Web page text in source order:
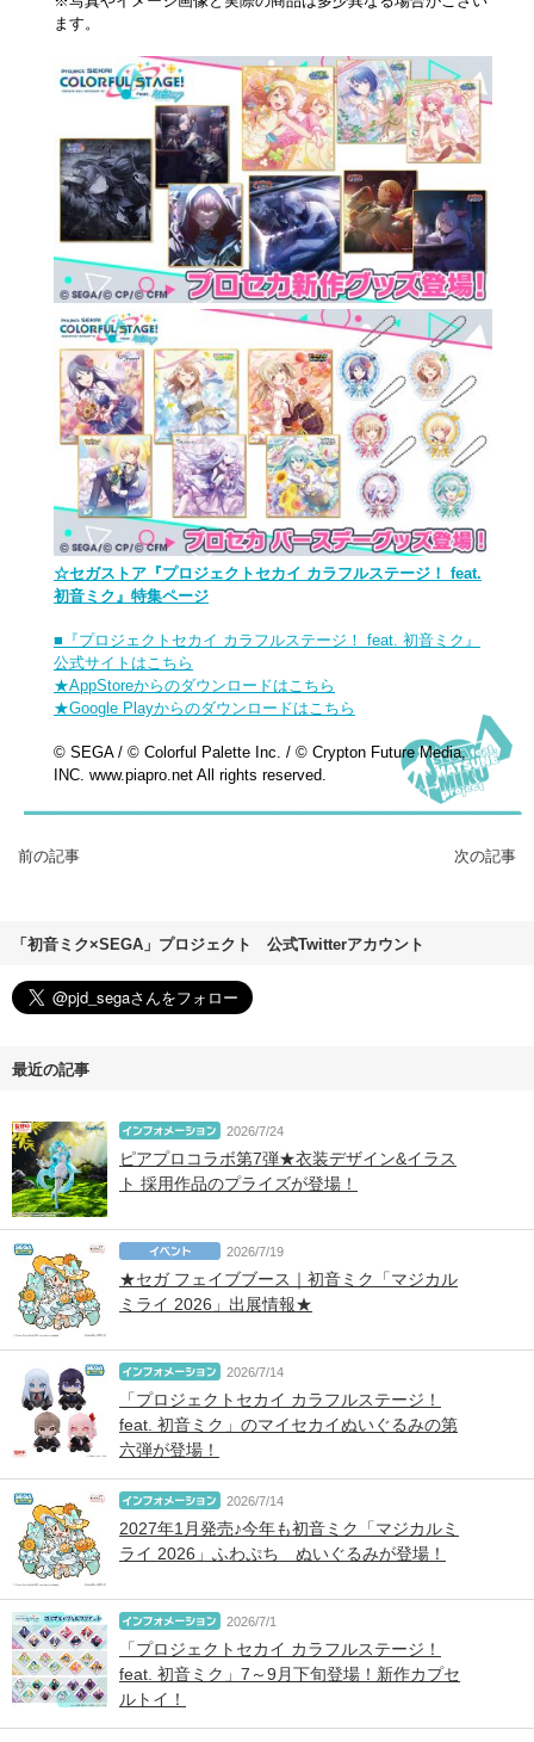
ます。
☆セガストア『プロジェクトセカイ カラフルステージ！ feat.
初音ミク』特集ページ
■『プロジェクトセカイ カラフルステージ！ feat. 初音ミク』
公式サイトはこちら
★AppStoreからのダウンロードはこちら
★Google Playからのダウンロードはこちら
© SEGA / © Colorful Palette Inc. / © Crypton Future Media,
INC. www.piapro.net All rights reserved.
前の記事 次の記事
「初音ミク×SEGA」プロジェクト 公式Twitterアカウント
最近の記事
2026/7/24
ピアプロコラボ第7弾★衣装デザイン&イラス
ト 採用作品のプライズが登場！
2026/7/19
★セガ フェイブブース｜初音ミク「マジカル
ミライ 2026」出展情報★
2026/7/14
「プロジェクトセカイ カラフルステージ！
feat. 初音ミク」のマイセカイぬいぐるみの第
六弾が登場！
2026/7/14
2027年1月発売♪今年も初音ミク「マジカルミ
ライ 2026」ふわぷち ぬいぐるみが登場！
2026/7/1
「プロジェクトセカイ カラフルステージ！
feat. 初音ミク」7～9月下旬登場！新作カプセ
ルトイ！